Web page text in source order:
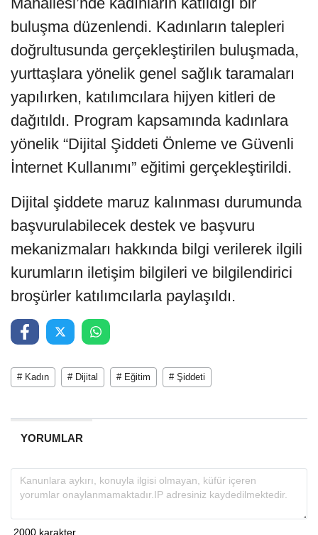
buluşma düzenlendi. Kadınların talepleri
doğrultusunda gerçekleştirilen buluşmada,
yurttaşlara yönelik genel sağlık taramaları
yapılırken, katılımcılara hijyen kitleri de
dağıtıldı. Program kapsamında kadınlara
yönelik “Dijital Şiddeti Önleme ve Güvenli
İnternet Kullanımı” eğitimi gerçekleştirildi.
Dijital şiddete maruz kalınması durumunda
başvurulabilecek destek ve başvuru
mekanizmaları hakkında bilgi verilerek ilgili
kurumların iletişim bilgileri ve bilgilendirici
broşürler katılımcılarla paylaşıldı.
# Kadın # Dijital # Eğitim # Şiddeti
YORUMLAR